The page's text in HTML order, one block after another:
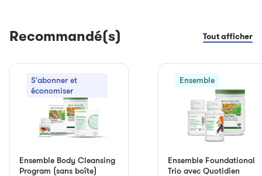
Recommandé(s) Tout afficher
S'abonner et
économiser
Ensemble Body Cleansing
Program (sans boîte)
Ensemble
Ensemble Foundational
Trio avec Quotidien